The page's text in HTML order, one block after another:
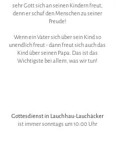
sehr Gott sich an seinen Kindern freut,
denn er schuf den Menschen zu seiner
Freude!
Wenn ein Vater sich über sein Kind so
unendlich freut - dann freut sich auch das
Kind über seinen Papa. Das ist das
Wichtigste bei allem, was wir tun!
Gottesdienst in Lauchhau-Lauchäcker
ist immer sonntags um 10:00 Uhr